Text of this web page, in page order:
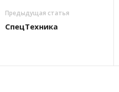
Предыдущая статья
СпецТехника